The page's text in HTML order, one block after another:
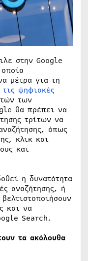
στην Google
μέτρα για τη
ψηφιακές
των
θα πρέπει να
τρίτων να
όπως
κλικ και
και
η δυνατότητα
αναζήτησης, ή
και να
Search.
τα ακόλουθα